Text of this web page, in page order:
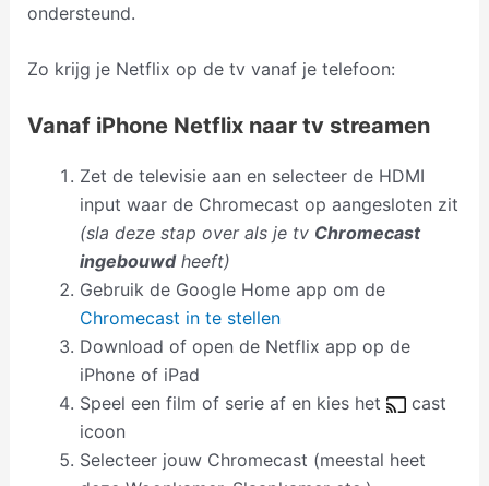
ondersteund.
Zo krijg je Netflix op de tv vanaf je telefoon:
Vanaf iPhone Netflix naar tv streamen
Zet de televisie aan en selecteer de HDMI
input waar de Chromecast op aangesloten zit
(sla deze stap over als je tv Chromecast
ingebouwdheeft)
Gebruik de Google Home app om de
Chromecast in te stellen
Download of open de Netflix app op de
iPhone of iPad
Speel een film of serie af en kies het
cast
icoon
Selecteer jouw Chromecast (meestal heet